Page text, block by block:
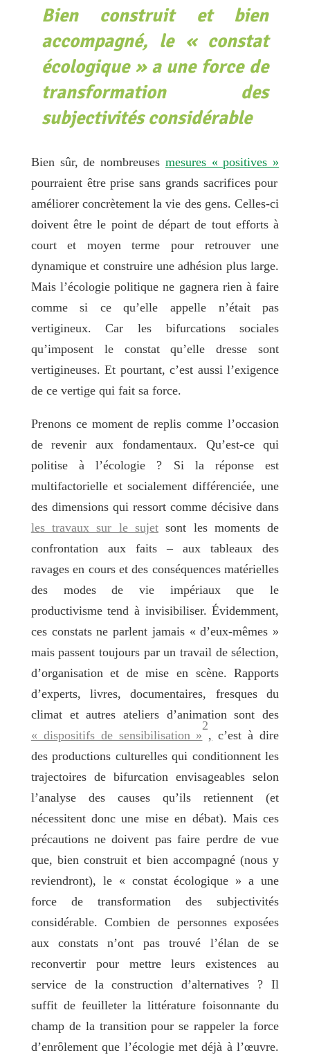
Bien construit et bien
accompagné, le « constat
écologique » a une force de
transformation des
subjectivités considérable
Bien sûr, de nombreuses mesures « positives »
pourraient être prise sans grands sacrifices pour
améliorer concrètement la vie des gens. Celles-ci
doivent être le point de départ de tout efforts à
court et moyen terme pour retrouver une
dynamique et construire une adhésion plus large.
Mais l’écologie politique ne gagnera rien à faire
comme si ce qu’elle appelle n’était pas
vertigineux. Car les bifurcations sociales
qu’imposent le constat qu’elle dresse sont
vertigineuses. Et pourtant, c’est aussi l’exigence
de ce vertige qui fait sa force.
Prenons ce moment de replis comme l’occasion
de revenir aux fondamentaux. Qu’est-ce qui
politise à l’écologie ? Si la réponse est
multifactorielle et socialement différenciée, une
des dimensions qui ressort comme décisive dans
les travaux sur le sujet sont les moments de
confrontation aux faits – aux tableaux des
ravages en cours et des conséquences matérielles
des modes de vie impériaux que le
productivisme tend à invisibiliser. Évidemment,
ces constats ne parlent jamais « d’eux-mêmes »
mais passent toujours par un travail de sélection,
d’organisation et de mise en scène. Rapports
d’experts, livres, documentaires, fresques du
climat et autres ateliers d’animation sont des
« dispositifs de sensibilisation »
2
, c’est à dire
des productions culturelles qui conditionnent les
trajectoires de bifurcation envisageables selon
l’analyse des causes qu’ils retiennent (et
nécessitent donc une mise en débat). Mais ces
précautions ne doivent pas faire perdre de vue
que, bien construit et bien accompagné (nous y
reviendront), le « constat écologique » a une
force de transformation des subjectivités
considérable. Combien de personnes exposées
aux constats n’ont pas trouvé l’élan de se
reconvertir pour mettre leurs existences au
service de la construction d’alternatives ? Il
suffit de feuilleter la littérature foisonnante du
champ de la transition pour se rappeler la force
d’enrôlement que l’écologie met déjà à l’œuvre.